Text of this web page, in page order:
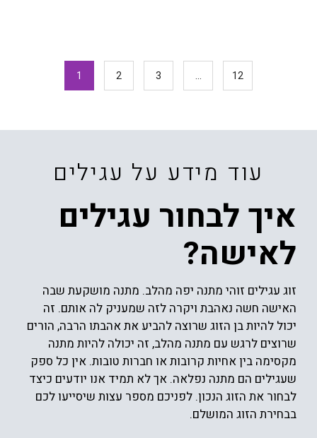
1 2 3 … 12
עוד מידע על עגילים
איך לבחור עגילים
לאישה?
זוג עגילים זוהי מתנה יפה מהלב. מתנה מושקעת שבה
האישה חשה נאהבת ויקרה לזה שמעניק לה אותם. זה
יכול להיות בן הזוג שרוצה להביע את אהבתו הרבה, הורים
שרוצים לרגש עם מתנה מהלב, זה יכולה להיות מתנה
מקסימה בין אחיות קרובות או חברות טובות. אין כל ספק
שעגילים הם מתנה נפלאה. אך לא תמיד אנו יודעים כיצד
לבחור את הזוג הנכון. לפניכם מספר עצות שיסייעו לכם
בבחירת הזוג המושלם.